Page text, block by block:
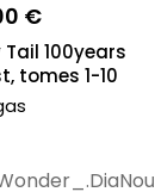
€
Tail 100years
tomes 1-10